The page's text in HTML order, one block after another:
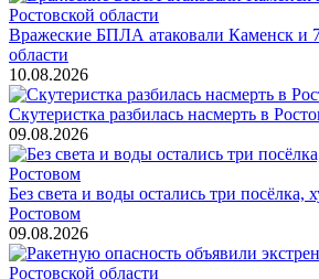
Вражеские БПЛА атаковали Каменск и
области
10.08.2026
Скутеристка разбилась насмерть в
09.08.2026
Без света и воды остались три
Ростовом
09.08.2026